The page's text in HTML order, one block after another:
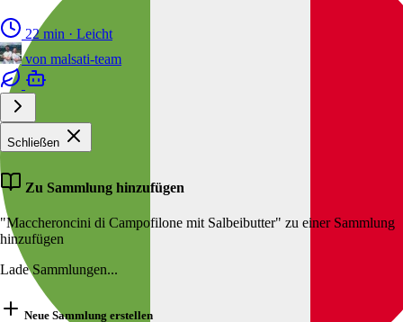
22 min · Leicht
von malsati-team
Schließen
Zu Sammlung hinzufügen
"Maccheroncini di Campofilone mit Salbeibutter" zu einer Sammlung
hinzufügen
Lade Sammlungen...
Neue Sammlung erstellen